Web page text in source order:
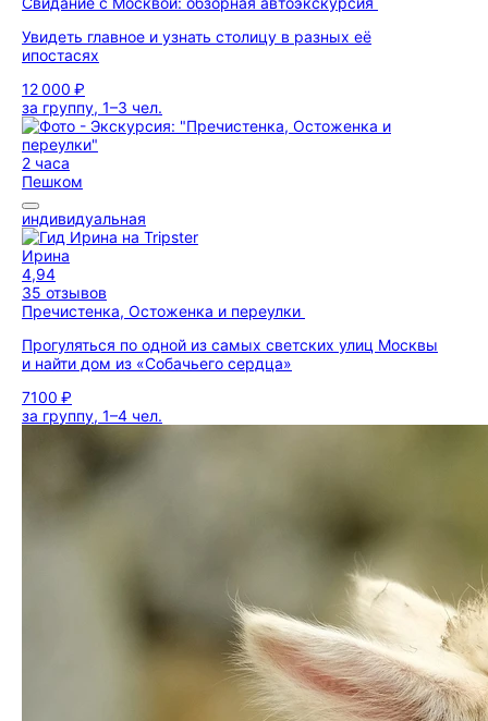
Увидеть главное и узнать столицу в разных её
ипостасях
12 000 ₽
за группу, 1–3 чел.
2 часа
Пешком
индивидуальная
Ирина
4,94
35 отзывов
Пречистенка, Остоженка и переулки
Прогуляться по одной из самых светских улиц Москвы
и найти дом из «Собачьего сердца»
7100 ₽
за группу, 1–4 чел.